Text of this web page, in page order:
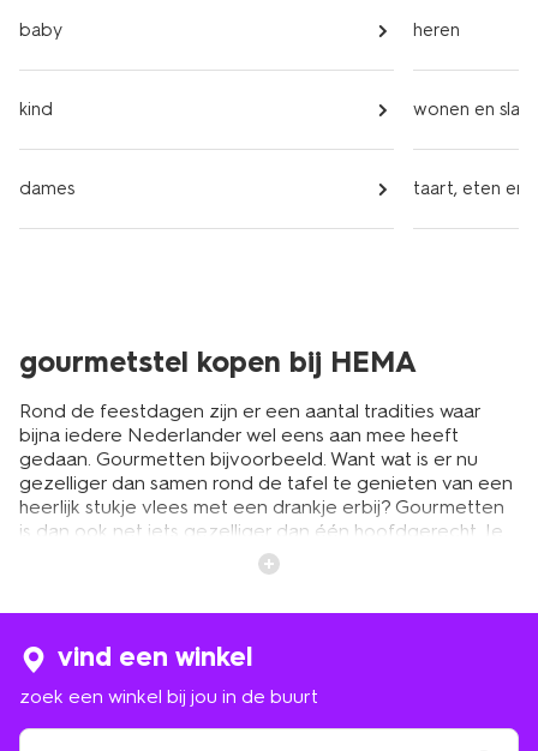
baby
kind
dames
heren
wonen en
taart, eten en
gourmetstel kopen bij HEMA
Rond de feestdagen zijn er een aantal tradities waar
bijna iedere Nederlander wel eens aan mee heeft
gedaan. Gourmetten bijvoorbeeld. Want wat is er nu
gezelliger dan samen rond de tafel te genieten van een
heerlijk stukje vlees met een drankje erbij? Gourmetten
is dan ook net iets gezelliger dan één hoofdgerecht. Je
bent er immers langer mee bezig waardoor vanzelf de
mooiste gesprekken aan tafel ontstaan. Ben je nog op
jouw gourmetbenodigdheden. Op naar de feestdagen!
losse gourmet-accessoires op
vind een winkel
zoek een winkel bij jou in de buurt
zoek